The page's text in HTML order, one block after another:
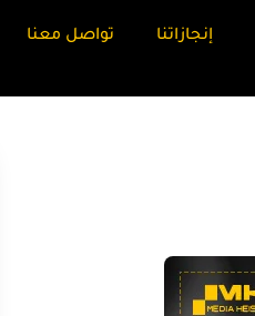
إنجازاتنا تواصل معنا